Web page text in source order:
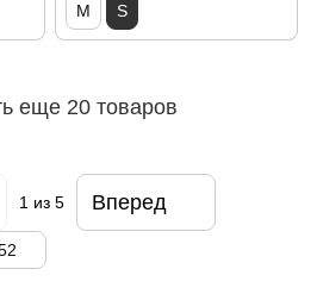
M S
еще 20 товаров
1 из 5 Вперед